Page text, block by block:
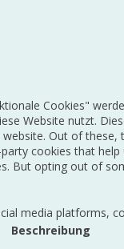
Cookies"
Website nutzt.
Out of
cookies that
opting out of
media platforms,
Beschreibung